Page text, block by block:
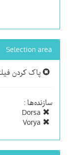
Selection area
پاک کردن
سازنده‌ها :